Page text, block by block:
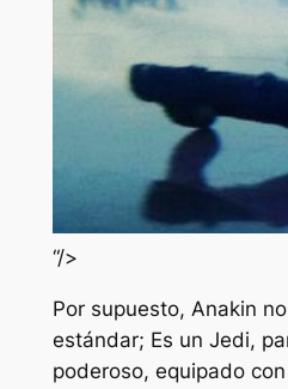
“/>
Por supuesto, Anakin
estándar; Es un Jedi,
poderoso, equipado